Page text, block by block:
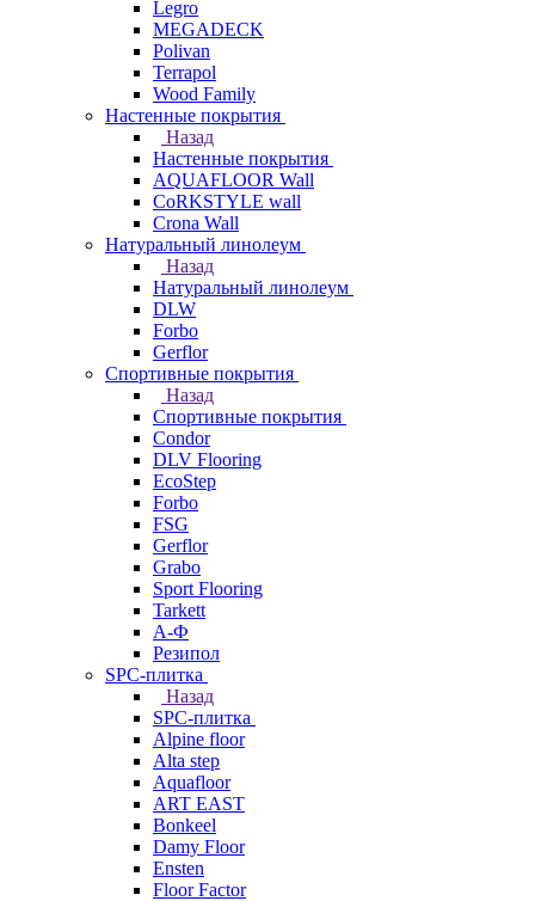
Legro
MEGADECK
Polivan
Terrapol
Wood Family
Настенные покрытия
Назад
Настенные покрытия
AQUAFLOOR Wall
CoRKSTYLE wall
Crona Wall
Натуральный линолеум
Назад
Натуральный линолеум
DLW
Forbo
Gerflor
Спортивные покрытия
Назад
Спортивные покрытия
Condor
DLV Flooring
EcoStep
Forbo
FSG
Gerflor
Grabo
Sport Flooring
Tarkett
А-Ф
Резипол
SPC-плитка
Назад
SPC-плитка
Alpine floor
Alta step
Aquafloor
ART EAST
Bonkeel
Damy Floor
Ensten
Floor Factor